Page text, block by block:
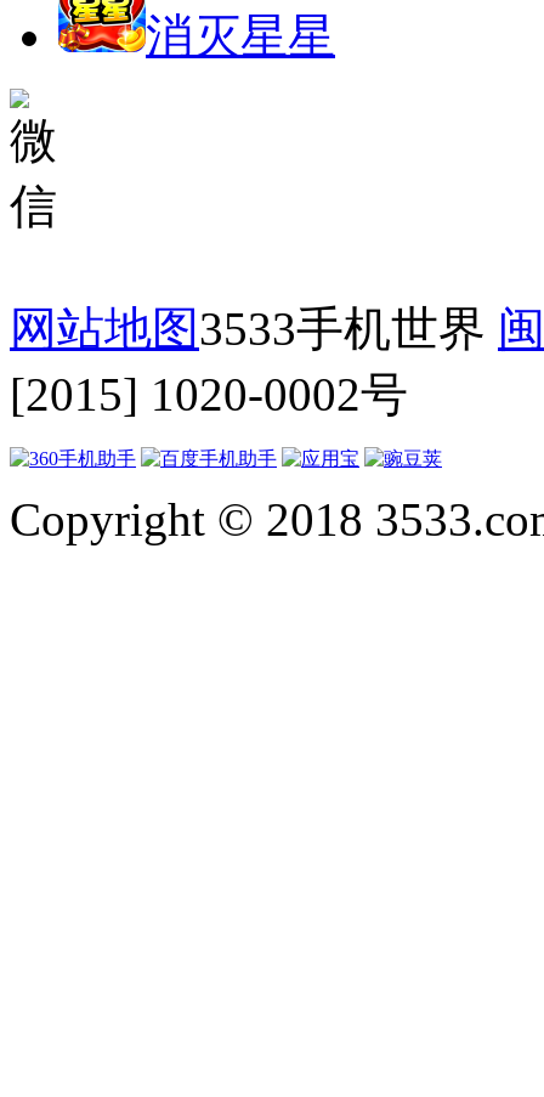
消灭星星
网站地图3533手机世界
[2015] 1020-0002号
Copyright © 2018